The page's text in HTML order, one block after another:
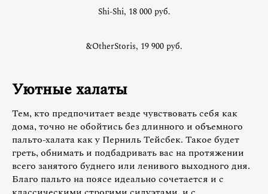
Shi-Shi, 18 000 руб.
&OtherStoris, 19 900 руб.
Уютные халаты
Тем, кто предпочитает везде чувствовать себя как
дома, точно не обойтись без длинного и объемного
пальто-халата как у Перниль Тейсбек. Такое будет
греть, обнимать и подбадривать вас на протяжении
всего занятого буднего или ленивого выходного дня.
Благо пальто на поясе идеально сочетается и с